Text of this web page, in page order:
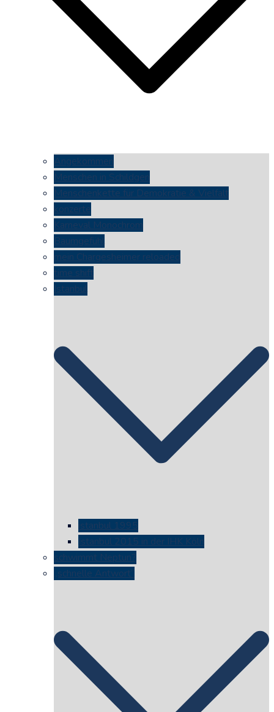
Angekommen
Menschen in Schildgen
Menschenkette für Demokratie & Vielfalt
konzerte
Karneval Monochrom
Baumgefühl
mein Chargesheimer reloaded
time shift
Istanbul
istanbul 1995
Istanbul 2015 in der IHK Köln
schwimmt Neptun?
„schnelle Antwort“